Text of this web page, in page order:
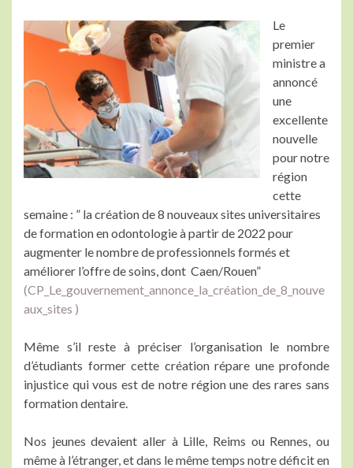
Le
premier
ministre a
annoncé
une
excellente
nouvelle
pour notre
région
cette
semaine : ” la création de 8 nouveaux sites universitaires
de formation en odontologie à partir de 2022 pour
augmenter le nombre de professionnels formés et
améliorer l’offre de soins, dont Caen/Rouen”
(CP_Le_gouvernement_annonce_la_création_de_8_nouve
aux_sites )
Même s’il reste à préciser l’organisation le nombre
d’étudiants former cette création répare une profonde
injustice qui vous est de notre région une des rares sans
formation dentaire.
Nos jeunes devaient aller à Lille, Reims ou Rennes, ou
même à l’étranger, et dans le même temps notre déficit en